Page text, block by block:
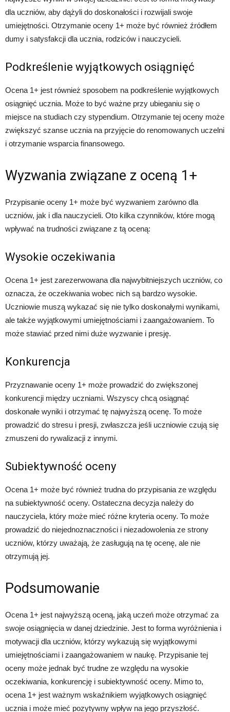
dla uczniów, aby dążyli do doskonałości i rozwijali swoje
umiejętności. Otrzymanie oceny 1+ może być również źródłem
dumy i satysfakcji dla ucznia, rodziców i nauczycieli.
Podkreślenie wyjątkowych osiągnięć
Ocena 1+ jest również sposobem na podkreślenie wyjątkowych
osiągnięć ucznia. Może to być ważne przy ubieganiu się o
miejsce na studiach czy stypendium. Otrzymanie tej oceny może
zwiększyć szanse ucznia na przyjęcie do renomowanych uczelni
i otrzymanie wsparcia finansowego.
Wyzwania związane z oceną 1+
Przypisanie oceny 1+ może być wyzwaniem zarówno dla
uczniów, jak i dla nauczycieli. Oto kilka czynników, które mogą
wpływać na trudności związane z tą oceną:
Wysokie oczekiwania
Ocena 1+ jest zarezerwowana dla najwybitniejszych uczniów, co
oznacza, że oczekiwania wobec nich są bardzo wysokie.
Uczniowie muszą wykazać się nie tylko doskonałymi wynikami,
ale także wyjątkowymi umiejętnościami i zaangażowaniem. To
może stawiać przed nimi duże wyzwanie i presję.
Konkurencja
Przyznawanie oceny 1+ może prowadzić do zwiększonej
konkurencji między uczniami. Wszyscy chcą osiągnąć
doskonałe wyniki i otrzymać tę najwyższą ocenę. To może
prowadzić do stresu i presji, zwłaszcza jeśli uczniowie czują się
zmuszeni do rywalizacji z innymi.
Subiektywność oceny
Ocena 1+ może być również trudna do przypisania ze względu
na subiektywność oceny. Ostateczna decyzja należy do
nauczyciela, który może mieć różne kryteria oceny. To może
prowadzić do niejednoznaczności i niezadowolenia ze strony
uczniów, którzy uważają, że zasługują na tę ocenę, ale nie
otrzymują jej.
Podsumowanie
Ocena 1+ jest najwyższą oceną, jaką uczeń może otrzymać za
swoje osiągnięcia w danej dziedzinie. Jest to forma wyróżnienia i
motywacji dla uczniów, którzy wykazują się wyjątkowymi
umiejętnościami i zaangażowaniem w naukę. Przypisanie tej
oceny może jednak być trudne ze względu na wysokie
oczekiwania, konkurencję i subiektywność oceny. Mimo to,
ocena 1+ jest ważnym wskaźnikiem wyjątkowych osiągnięć
ucznia i może mieć pozytywny wpływ na jego przyszłość.